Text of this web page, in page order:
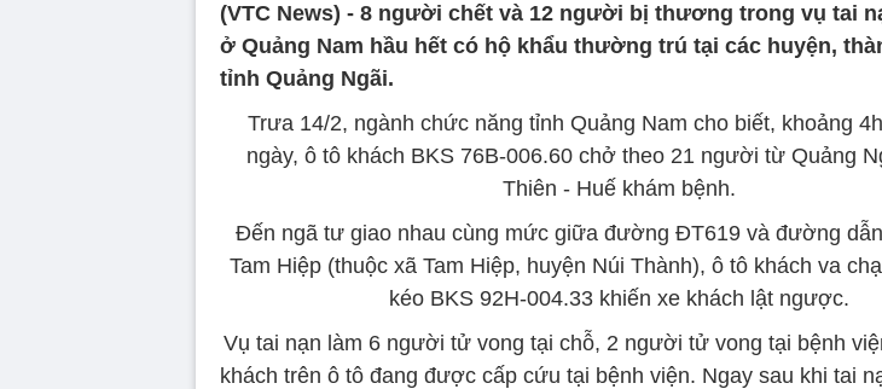
(VTC News) - 8 người chết và 12 người bị thương trong vụ tai
ở Quảng Nam hầu hết có hộ khẩu thường trú tại các huyện,
tỉnh Quảng Ngãi.
Trưa 14/2, ngành chức năng tỉnh Quảng Nam cho biết, khoảng
ngày, ô tô khách BKS 76B-006.60 chở theo 21 người từ Quảng
Thiên - Huế khám bệnh.
Đến ngã tư giao nhau cùng mức giữa đường ĐT619 và đường
Tam Hiệp (thuộc xã Tam Hiệp, huyện Núi Thành), ô tô khách va
kéo BKS 92H-004.33 khiến xe khách lật ngược.
Vụ tai nạn làm 6 người tử vong tại chỗ, 2 người tử vong tại bệnh
khách trên ô tô đang được cấp cứu tại bệnh viện. Ngay sau khi tai